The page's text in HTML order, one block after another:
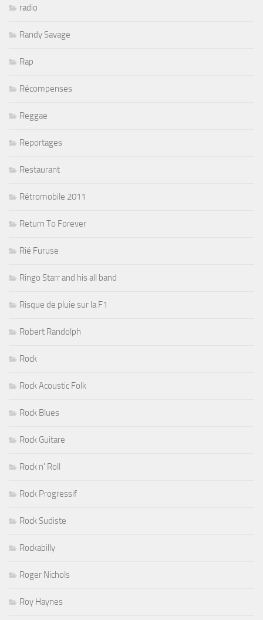
radio
Randy Savage
Rap
Récompenses
Reggae
Reportages
Restaurant
Rétromobile 2011
Return To Forever
Rié Furuse
Ringo Starr and his all band
Risque de pluie sur la F1
Robert Randolph
Rock
Rock Acoustic Folk
Rock Blues
Rock Guitare
Rock n' Roll
Rock Progressif
Rock Sudiste
Rockabilly
Roger Nichols
Roy Haynes